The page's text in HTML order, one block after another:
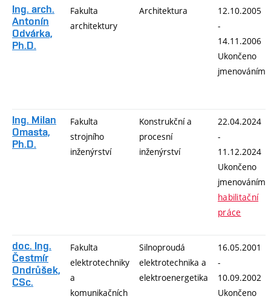
Ing. arch.
Antonín
Odvárka,
Ph.D.
Fakulta
architektury
Architektura
12.10.2005
-
14.11.2006
Ukončeno
jmenováním
Ing. Milan
Omasta,
Ph.D.
Fakulta
strojního
inženýrství
Konstrukční a
procesní
inženýrství
22.04.2024
-
11.12.2024
Ukončeno
jmenováním
habilitační
práce
doc. Ing.
Čestmír
Ondrůšek,
CSc.
Fakulta
elektrotechniky
a
komunikačních
Silnoproudá
elektrotechnika a
elektroenergetika
16.05.2001
-
10.09.2002
Ukončeno